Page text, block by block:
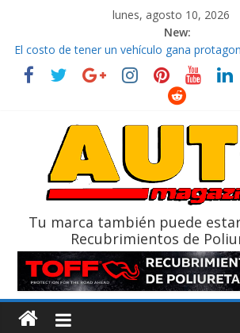
lunes, agosto 10, 2026
New:
La FEDAK recibe 12 Sinotruk Bolden para
Vuelta
El costo de tener un vehículo gana
¿Qué puede pasar con tu vehículo si
La Vuelta al Ecuador 2026, edición 47ª,
Tu marca también puede
Recubrimientos de